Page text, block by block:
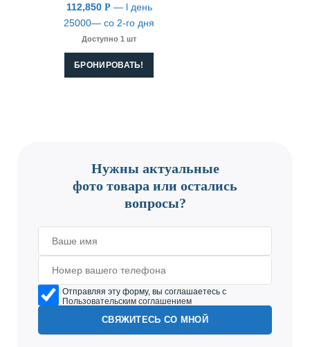
112,850 Р — l день
25000— со 2-го дня
Доступно 1 шт
БРОНИРОВАТЬ!
Нужны актуальные
фото товара или остались
вопросы?
Отправляя эту форму, вы соглашаетесь с
Пользовательским соглашением